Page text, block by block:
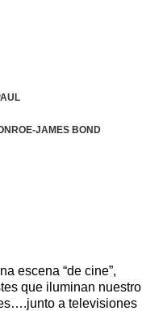
JAMES BOND
escena “de cine”,
que iluminan nuestro
a televisiones